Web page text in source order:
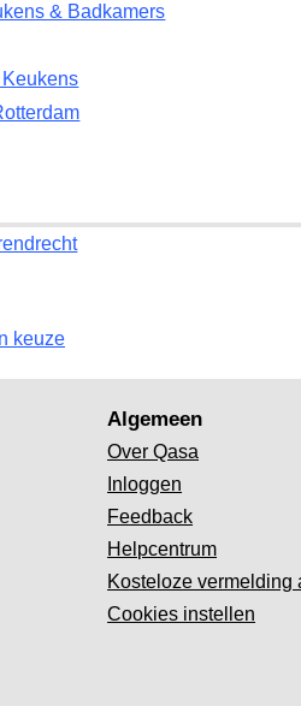
& Badkamers
keuze
Algemeen
Over Qasa
Inloggen
Feedback
Helpcentrum
Kosteloze vermelding
Cookies instellen